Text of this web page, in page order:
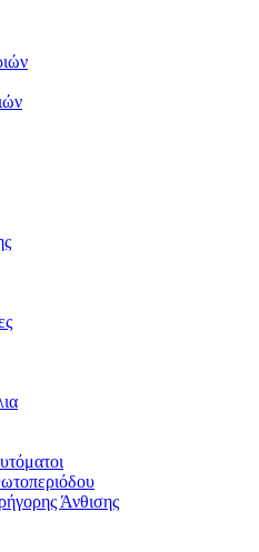
Άνθισης